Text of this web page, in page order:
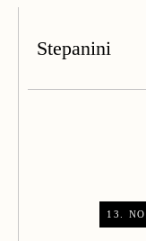
Stepanini
13.